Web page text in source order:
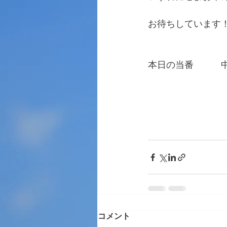
お待ちしています！
本日の当番　　　
以
コメント